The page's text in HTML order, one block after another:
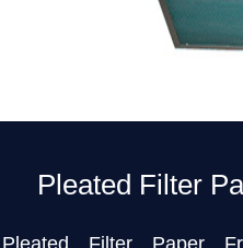
Pleated Filter
Pleated Filter Paper